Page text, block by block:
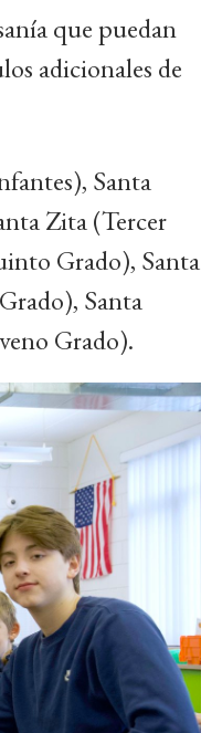
que puedan
adicionales de
Santa
Zita (Tercer
Grado), Santa
Santa
Grado).